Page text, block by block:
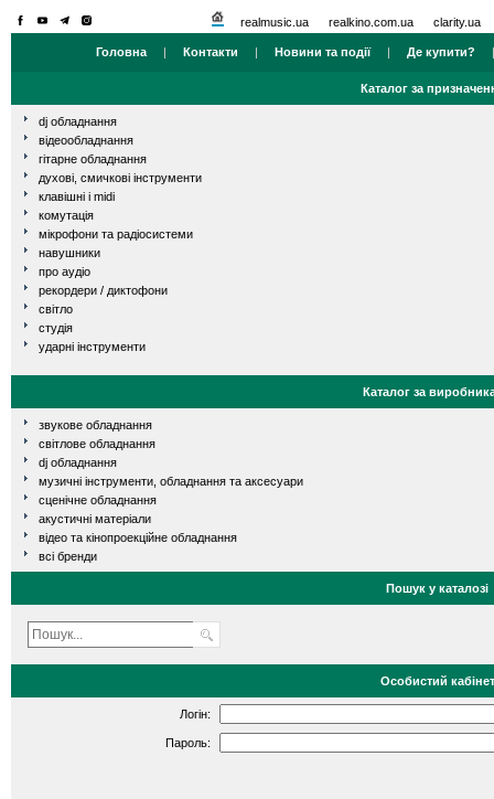
realmusic.ua realkino.com.ua clarity.ua
Головна | Контакти | Новини та події| Де купити?
Каталог за
dj обладнання
відеообладнання
гітарне обладнання
духові, смичкові інструменти
клавішні і midi
комутація
мікрофони та радіосистеми
навушники
про аудіо
рекордери / диктофони
світло
студія
ударні інструменти
Каталог за
звукове обладнання
світлове обладнання
dj обладнання
музичні інструменти, обладнання та аксесуари
сценічне обладнання
акустичні матеріали
відео та кінопроекційне обладнання
всі бренди
Пошук у каталозі
Особистий кабінет
Логін:
Пароль: